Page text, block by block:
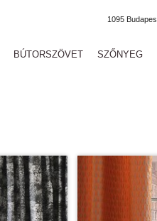
1095
BÚTORSZÖVET SZŐNYEG